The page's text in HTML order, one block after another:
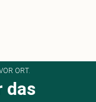
ORT.
das